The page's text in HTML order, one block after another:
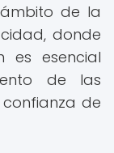
de la
donde
es esencial
de las
de